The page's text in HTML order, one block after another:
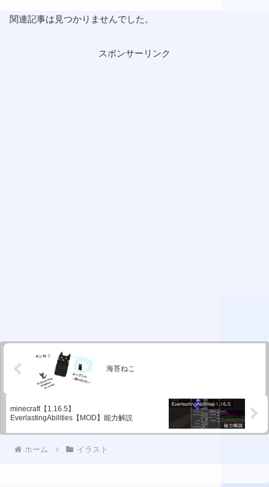
関連記事は見つかりませんでした。
スポンサーリンク
海苔ねこ
minecraft【1.16.5】
EverlastingAbilities【MOD】能力解説
ホーム イラスト